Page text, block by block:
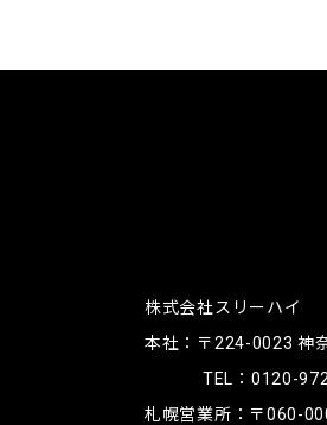
株式会社スリーハイ
本社：〒224-0023神
TEL： 0120-
札幌営業所：〒060-